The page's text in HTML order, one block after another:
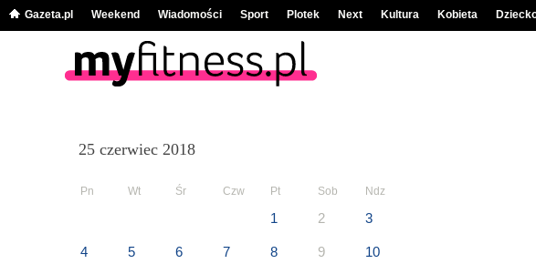
Gazeta.pl Weekend Wiadomości Sport Plotek Next Kultura Kobieta
25 czerwiec 2018
Pn Wt Śr Czw Pt Sob Ndz
1 2 3
4 5 6 7 8 9 10